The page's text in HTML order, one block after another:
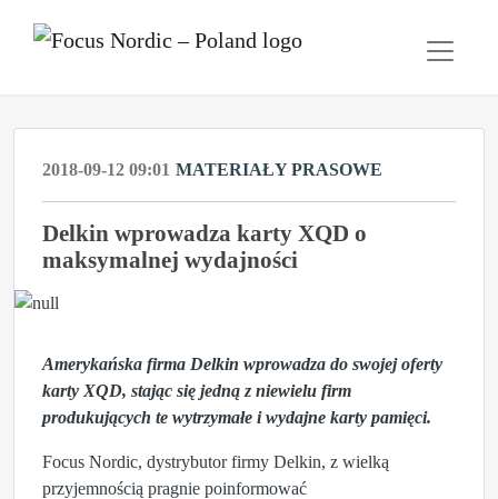
2018-09-12 09:01 MATERIAŁY PRASOWE
Delkin wprowadza karty XQD o
maksymalnej wydajności
Amerykańska firma Delkin wprowadza do swojej oferty
karty XQD, stając się jedną z niewielu firm
produkujących te wytrzymałe i wydajne karty pamięci.
Focus Nordic, dystrybutor firmy Delkin, z wielką
przyjemnością pragnie poinformować